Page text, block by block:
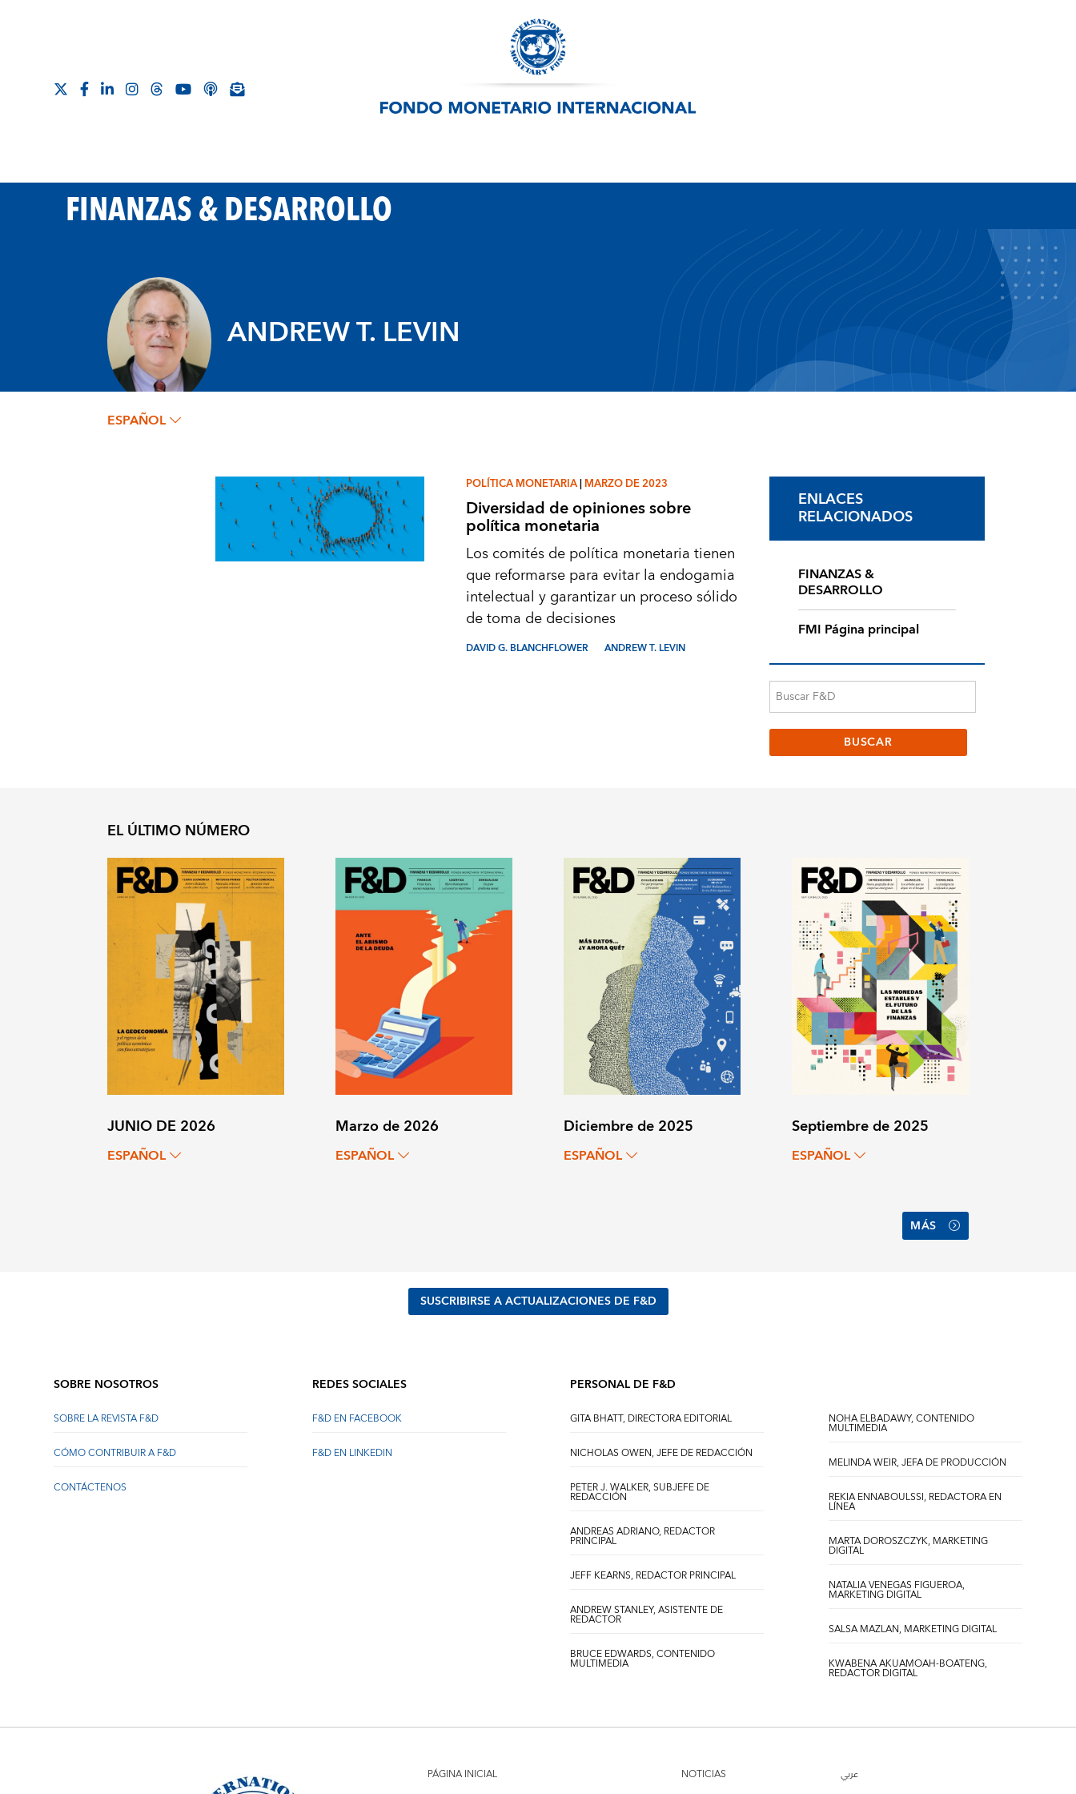
FINANZAS & DESARROLLO
ANDREW T. LEVIN
ESPAÑOL
POLÍTICA MONETARIA|MARZO DE 2023
Diversidad de opiniones sobre
política monetaria
Los comités de política monetaria tienen
que reformarse para evitar la endogamia
intelectual y garantizar un proceso sólido
de toma de decisiones
DAVID G. BLANCHFLOWER ANDREW T. LEVIN
ENLACES
RELACIONADOS
FINANZAS &
DESARROLLO
FMI Página principal
EL ÚLTIMO NÚMERO
JUNIO DE 2026
ESPAÑOL
Marzo de 2026
ESPAÑOL
Diciembre de 2025
ESPAÑOL
Septiembre de 2025
ESPAÑOL
MÁS
SUSCRIBIRSE A ACTUALIZACIONES DE F&D
SOBRE NOSOTROS
SOBRE LA REVISTA F&D
CÓMO CONTRIBUIR A F&D
CONTÁCTENOS
REDES SOCIALES
F&D EN FACEBOOK
F&D EN LINKEDIN
PERSONAL DE F&D
GITA BHATT, DIRECTORA EDITORIAL
NICHOLAS OWEN, JEFE DE REDACCIÓN
PETER J. WALKER, SUBJEFE DE
REDACCIÓN
ANDREAS ADRIANO, REDACTOR
PRINCIPAL
JEFF KEARNS, REDACTOR PRINCIPAL
ANDREW STANLEY, ASISTENTE DE
REDACTOR
BRUCE EDWARDS, CONTENIDO
MULTIMEDIA
NOHA ELBADAWY, CONTENIDO
MULTIMEDIA
MELINDA WEIR, JEFA DE PRODUCCIÓN
REKIA ENNABOULSSI, REDACTORA EN
LÍNEA
MARTA DOROSZCZYK, MARKETING
DIGITAL
NATALIA VENEGAS FIGUEROA,
MARKETING DIGITAL
SALSA MAZLAN, MARKETING DIGITAL
KWABENA AKUAMOAH-BOATENG,
REDACTOR DIGITAL
PÁGINA INICIAL NOTICIAS عربي